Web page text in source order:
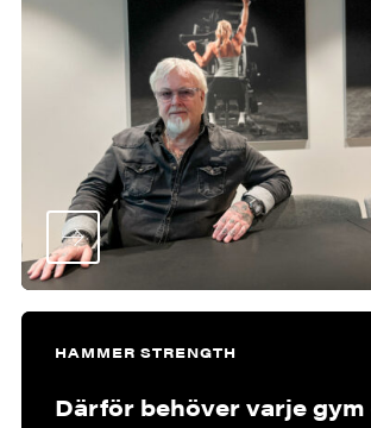
HAMMER STRENGTH
Därför behöver varje gym